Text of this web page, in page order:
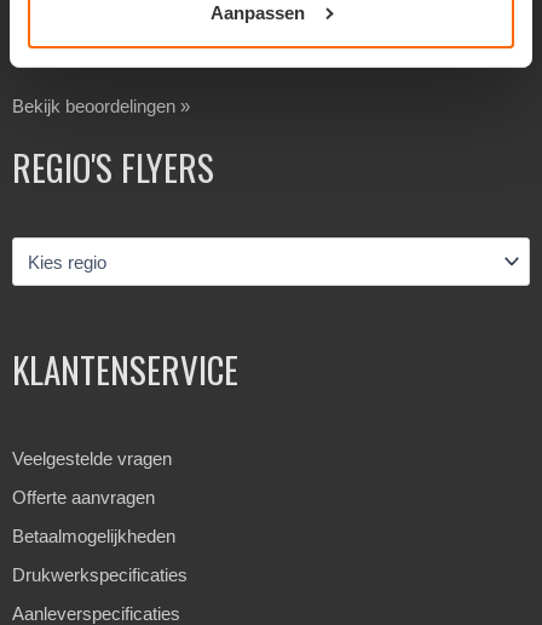
Aanpassen
Beoordeling 8,4 uit 10 op basis van
Company
Bekijk beoordelingen »
REGIO'S FLYERS
KLANTENSERVICE
Veelgestelde vragen
Offerte aanvragen
Betaalmogelijkheden
Drukwerkspecificaties
Aanleverspecificaties